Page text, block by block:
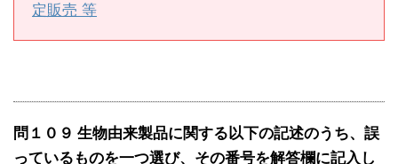
定販売 等
問１０９ 生物由来製品に関する以下の記述のうち、誤
っているものを一つ選び、その番号を解答欄に記入し